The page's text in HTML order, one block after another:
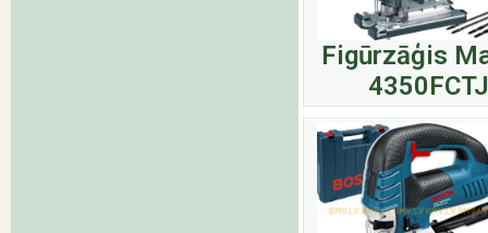
Figūrzāģis
4350FCTJ